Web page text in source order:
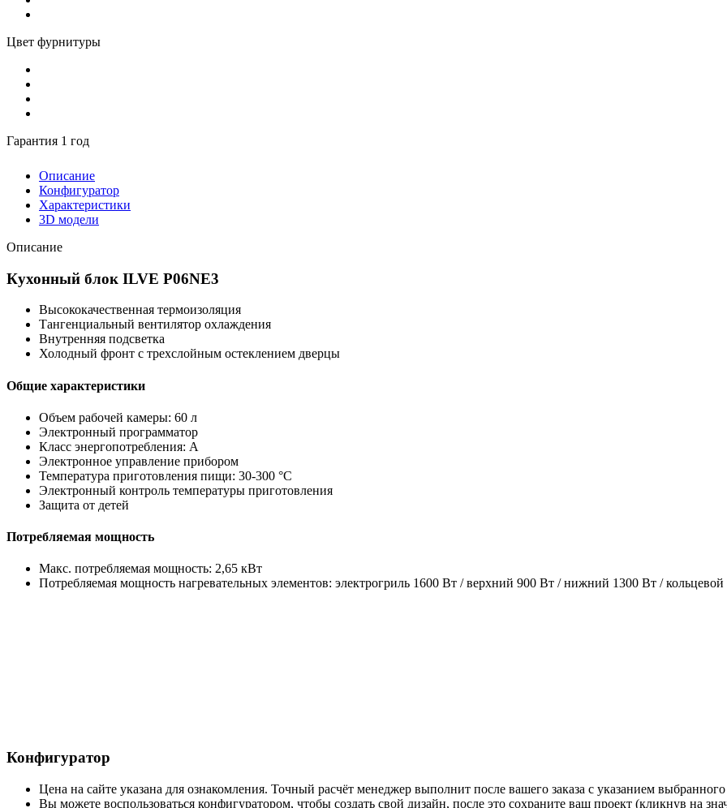
Цвет фурнитуры
Гарантия 1 год
Описание
Конфигуратор
Характеристики
3D модели
Описание
Кухонный блок ILVE P06NE3
Высококачественная термоизоляция
Тангенциальный вентилятор охлаждения
Внутренняя подсветка
Холодный фронт с трехслойным остеклением дверцы
Общие характеристики
Объем рабочей камеры: 60 л
Электронный программатор
Класс энергопотребления: A
Электронное управление прибором
Температура приготовления пищи: 30-300 °C
Электронный контроль температуры приготовления
Защита от детей
Потребляемая мощность
Макс. потребляемая мощность: 2,65 кВт
Потребляемая мощность нагревательных элементов: электрогриль 1600 Вт / верхний 900 Вт / нижний 1300 Вт /
Конфигуратор
Цена на сайте указана для ознакомления. Точный расчёт менеджер выполнит после вашего заказа с указанием
Вы можете воспользоваться конфигуратором, чтобы создать свой дизайн, после это сохраните ваш проект (кликнув на